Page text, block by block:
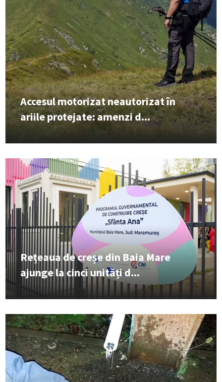
Accesul motorizat neautorizat în
ariile protejate: amenzi d...
Rețeaua de creșe din Baia Mare
ajunge la cinci unități d...